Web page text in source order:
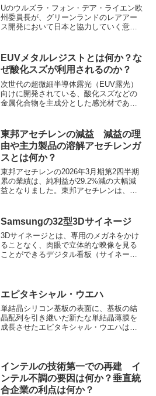
の意義は？
Uのウルズラ・フォン・デア・ライエン欧
州委員長が、グリーンランドのレアアー
ス開発において日本と協力していく意向
ンランドでの協力は日本にとっても多く
の利点があります。日本が選ばれた理由
や日本へのメリットは何か知ることがで
きます。
EUVメタルレジストとは何か？な
ぜ酸化スズが利用されるのか？
次世代の超微細半導体露光（EUV露光）
向けに開発されている、酸化スズなどの
金属化合物を主成分とした感光材である
います。なぜ微細化に優れるのか、酸化
スズが使用されるのかを知ることができ
ます。
東邦アセチレンの減益 減益の理
由や主力製品の溶解アセチレンガ
スとは何か？
東邦アセチレンの2026年3月期第2四半期
累の業績は、純利益が29.2%減の大幅減
益となりました。東邦アセチレンは、高
ンを、溶接・切断用途で安全に輸送・使
用するために利用される溶解アセチレン
などを取り扱っています。溶解アセチレ
ンの特徴や不調の理由を知ることができ
ます。
Samsungの32型3Dサイネージ
3Dサイネージとは、専用のメガネをかけ
ることなく、肉眼で立体的な映像を見る
ことができるデジタル看板（サイネー
エピタキシャル・ウエハ
単結晶シリコン基板の表面に、基板の結
晶配列を引き継いだ新たな単結晶薄膜を
成長させたエピタキシャル・ウエハは最
​インテルの技術第一での再建 イ
ンテル不調の要因は何か？垂直統
合企業の利点は何か？